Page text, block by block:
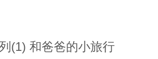
(1) 和爸爸的小旅行